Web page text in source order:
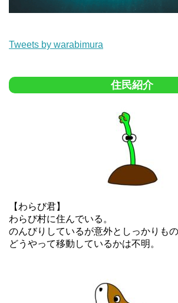
Tweets by warabimura
住民紹介
【わらび君】
わらび村に住んでいる。
のんびりしているが意外としっかりもの
どうやって移動しているかは不明。